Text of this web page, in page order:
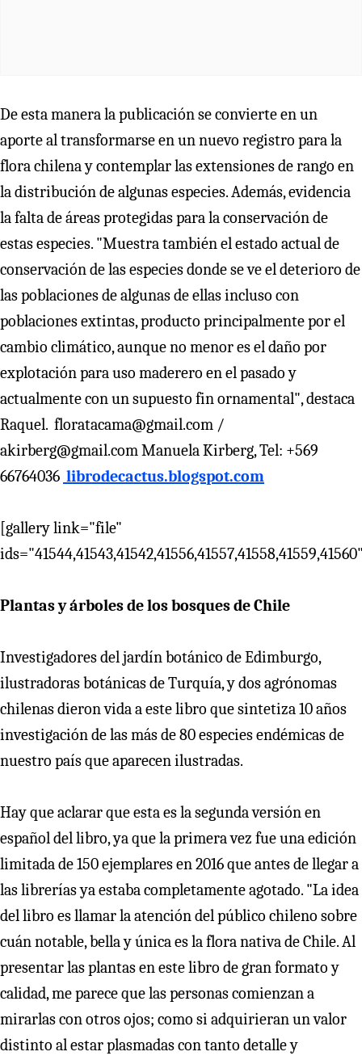
De esta manera la publicación se convierte en un
aporte al transformarse en un nuevo registro para la
flora chilena y contemplar las extensiones de rango en
la distribución de algunas especies. Además, evidencia
la falta de áreas protegidas para la conservación de
estas especies. "Muestra también el estado actual de
conservación de las especies donde se ve el deterioro de
las poblaciones de algunas de ellas incluso con
poblaciones extintas, producto principalmente por el
cambio climático, aunque no menor es el daño por
explotación para uso maderero en el pasado y
actualmente con un supuesto fin ornamental", destaca
Raquel. floratacama@gmail.com /
akirberg@gmail.com Manuela Kirberg, Tel: +569
66764036 librodecactus.blogspot.com
[gallery link="file"
Plantas y árboles de los bosques de Chile
Investigadores del jardín botánico de Edimburgo,
ilustradoras botánicas de Turquía, y dos agrónomas
chilenas dieron vida a este libro que sintetiza 10 años
investigación de las más de 80 especies endémicas de
nuestro país que aparecen ilustradas.
Hay que aclarar que esta es la segunda versión en
español del libro, ya que la primera vez fue una edición
limitada de 150 ejemplares en 2016 que antes de llegar a
las librerías ya estaba completamente agotado. "La idea
del libro es llamar la atención del público chileno sobre
cuán notable, bella y única es la flora nativa de Chile. Al
presentar las plantas en este libro de gran formato y
calidad, me parece que las personas comienzan a
mirarlas con otros ojos; como si adquirieran un valor
distinto al estar plasmadas con tanto detalle y